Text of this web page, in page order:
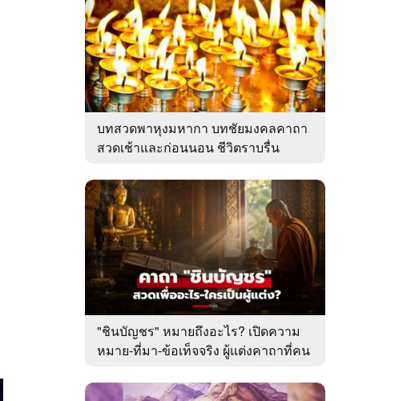
บทสวดพาหุงมหากา บทชัยมงคลคาถา
สวดเช้าและก่อนนอน ชีวิตราบรื่น
"ชินบัญชร" หมายถึงอะไร? เปิดความ
หมาย-ที่มา-ข้อเท็จจริง ผู้แต่งคาถาที่คน